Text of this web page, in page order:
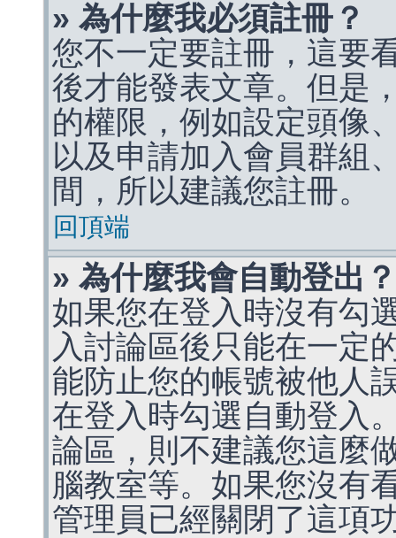
» 為什麼我必須註冊？
您不一定要註冊，這要
後才能發表文章。但是
的權限，例如設定頭像
以及申請加入會員群組
間，所以建議您註冊。
回頂端
» 為什麼我會自動登出？
如果您在登入時沒有勾
入討論區後只能在一定
能防止您的帳號被他人
在登入時勾選自動登入
論區，則不建議您這麼
腦教室等。如果您沒有
管理員已經關閉了這項